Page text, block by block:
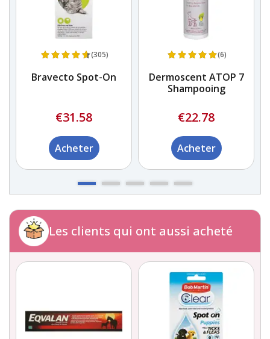
(305)
Bravecto Spot-On
€31.58
Acheter
(6)
Dermoscent ATOP 7
Shampooing
€22.78
Acheter
Les clients qui ont aussi acheté